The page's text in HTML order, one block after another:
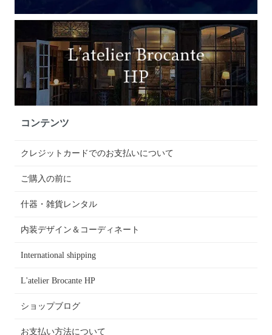
コンテンツ
クレジットカードでのお支払いについて
ご購入の前に
什器・雑貨レンタル
内装デザイン＆コーディネート
International shipping
L'atelier Brocante HP
ショップブログ
お支払い方法について